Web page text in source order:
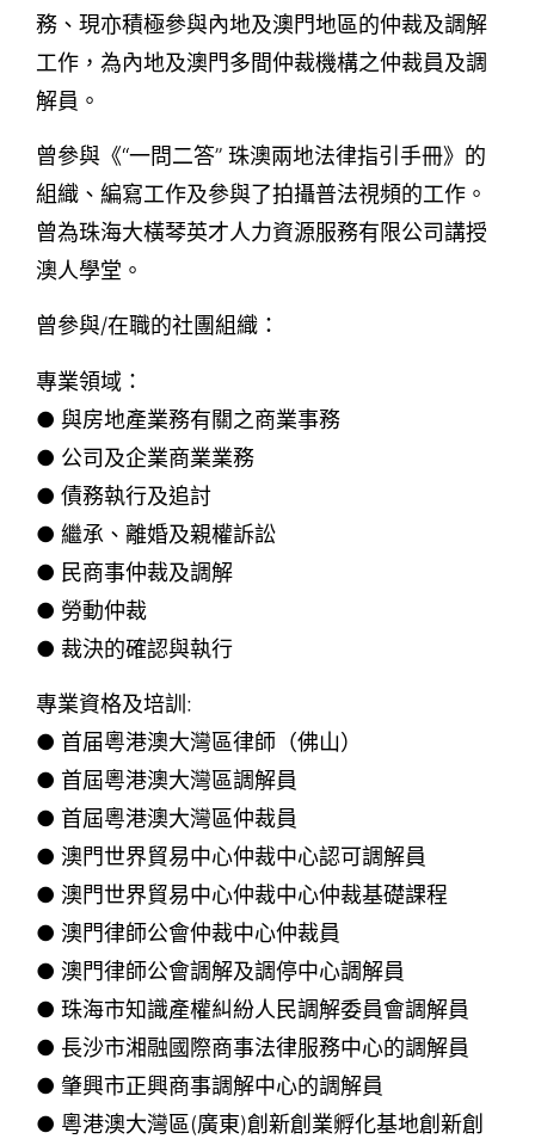
務、現亦積極參與內地及澳門地區的仲裁及調解
工作，為內地及澳門多間仲裁機構之仲裁員及調
解員。
曾參與《“一問二答” 珠澳兩地法律指引手冊》的
組織、編寫工作及參與了拍攝普法視頻的工作。
曾為珠海大橫琴英才人力資源服務有限公司講授
澳人學堂。
曾參與/在職的社團組織：
專業領域：
● 與房地產業務有關之商業事務
● 公司及企業商業業務
● 債務執行及追討
● 繼承、離婚及親權訴訟
● 民商事仲裁及調解
● 勞動仲裁
● 裁決的確認與執行
專業資格及培訓:
● 首届粵港澳大灣區律師（佛山）
● 首屆粵港澳大灣區調解員
● 首屆粵港澳大灣區仲裁員
● 澳門世界貿易中心仲裁中心認可調解員
● 澳門世界貿易中心仲裁中心仲裁基礎課程
● 澳門律師公會仲裁中心仲裁員
● 澳門律師公會調解及調停中心調解員
● 珠海市知識產權糾紛人民調解委員會調解員
● 長沙市湘融國際商事法律服務中心的調解員
● 肇興市正興商事調解中心的調解員
● 粵港澳大灣區(廣東)創新創業孵化基地創新創